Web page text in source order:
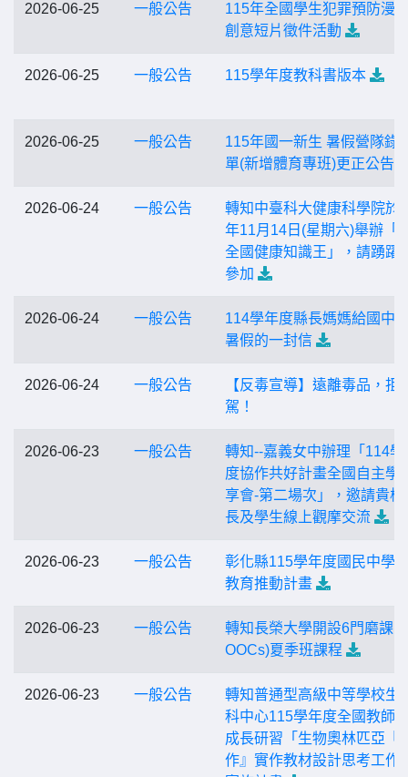
2026-06-25 一般公告
115年全國學生犯罪預防漫
創意短片徵件活動
2026-06-25 一般公告 115學年度教科書版本
2026-06-25 一般公告
115年國一新生 暑假營隊錄
單(新增體育專班)更正公告
2026-06-24 一般公告
轉知中臺科大健康科學院於
年11月14日(星期六)舉辦「
全國健康知識王」，請踴躍
參加
2026-06-24 一般公告
114學年度縣長媽媽給國中
暑假的一封信
2026-06-24 一般公告
【反毒宣導】遠離毒品，拒
駕！
2026-06-23 一般公告
轉知--嘉義女中辦理「114學
度協作共好計畫全國自主學
享會-第二場次」，邀請貴校
長及學生線上觀摩交流
2026-06-23 一般公告
彰化縣115學年度國民中學
教育推動計畫
2026-06-23 一般公告
轉知長榮大學開設6門磨課
OOCs)夏季班課程
2026-06-23 一般公告
轉知普通型高級中等學校生
科中心115學年度全國教師
成長研習「生物奧林匹亞『
作』實作教材設計思考工作